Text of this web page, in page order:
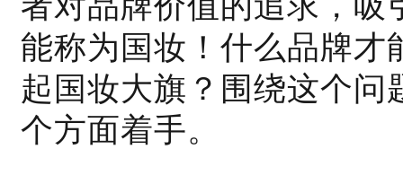
能称为国妆！什么品牌才
起国妆大旗？围绕这个
个方面着手。